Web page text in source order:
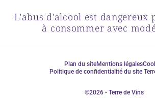
L'abus d'alcool est dangereux
à consommer avec
Plan du siteMentions légales
Politique de confidentialité du site
©2026 - Terre de Vins